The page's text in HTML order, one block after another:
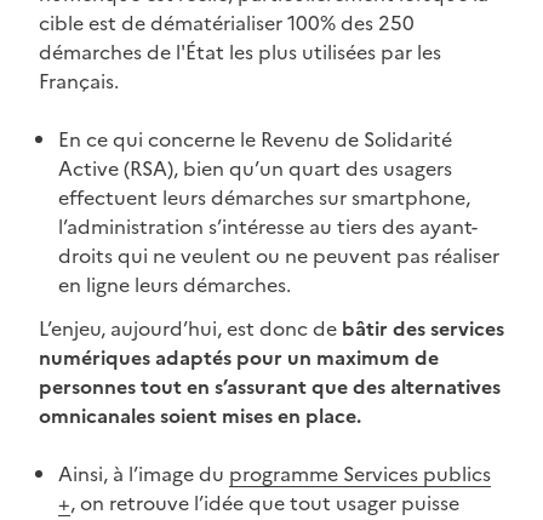
cible est de dématérialiser 100% des 250
démarches de l'État les plus utilisées par les
Français.
En ce qui concerne le Revenu de Solidarité
Active (RSA), bien qu’un quart des usagers
effectuent leurs démarches sur smartphone,
l’administration s’intéresse au tiers des ayant-
droits qui ne veulent ou ne peuvent pas réaliser
en ligne leurs démarches.
L’enjeu, aujourd’hui, est donc de bâtir des services
numériques adaptés pour un maximum de
personnes tout en s’assurant que des alternatives
omnicanales soient mises en place.
Ainsi, à l’image du programme Services publics
+, on retrouve l’idée que tout usager puisse